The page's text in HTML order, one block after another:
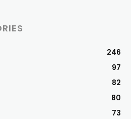
246
97
82
80
73